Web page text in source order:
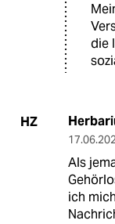
die
HZ
Als
ich